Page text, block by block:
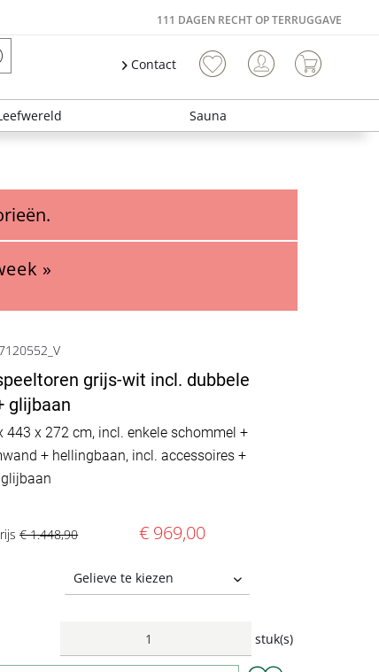
111 DAGEN RECHT OP TERRUGGAVE
Contact
Sauna
»
grijs-wit incl. dubbele
glijbaan
443 x 272 cm, incl. enkele schommel +
+ hellingbaan, incl. accessoires +
€ 1.448,90 € 969,00
stuk(s)